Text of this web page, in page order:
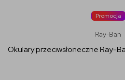
Promocja
Ray-Ban
Okulary przeciwsłoneczne Ray-